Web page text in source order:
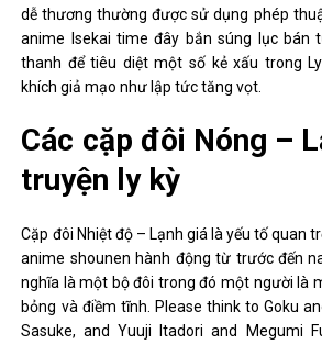
dễ thương thường được sử dụng phép
anime Isekai time đây bắn súng lục bán
thanh để tiêu diệt một số kẻ xấu trong
khích giả mạo như lập tức tăng vọt.
Các cặp đôi Nóng –
truyện ly kỳ
Cặp đôi Nhiệt độ – Lạnh giá là yếu tố quan
anime shounen hành động từ trước đến
nghĩa là một bộ đôi trong đó một người là
bỏng và điềm tĩnh. Please think to Goku
Sasuke, and Yuuji Itadori and Megumi